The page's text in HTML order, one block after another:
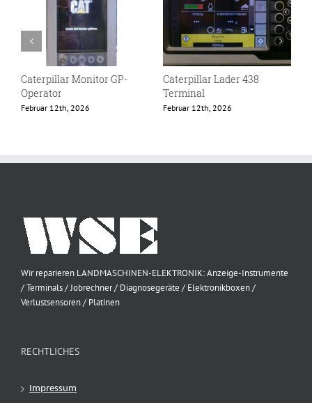
Caterpillar Monitor GP-
Operator
Februar 12th, 2026
Caterpillar Lader 438
Terminal
Februar 12th, 2026
Wir reparieren LANDMASCHINEN-ELEKTRONIK: Anzeige-Instrumente
/ Terminals / Jobrechner / Diagnosegeräte / Elektronikboxen /
Verlustsensoren / Platinen
RECHTLICHES
Impressum